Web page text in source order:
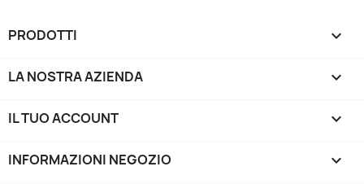
PRODOTTI 
LA NOSTRA AZIENDA 
IL TUO ACCOUNT 
INFORMAZIONI NEGOZIO keyboard_arrow_down